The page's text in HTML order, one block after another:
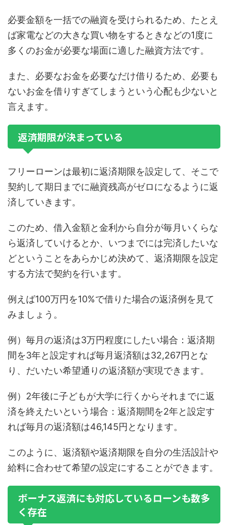
必要金額を一括での融資を受けられるため、たとえ
ば家電などの大きな買い物をするときなどの1度に
多くのお金が必要な場面に適した融資方法です。
また、必要なお金を必要なだけ借りるため、必要も
ないお金を借りすぎてしまうという心配も少ないと
言えます。
返済期限が決まっている
フリーローンは最初に返済期限を設定して、そこで
契約して期日までに融資残高がゼロになるように返
済していきます。
このため、借入金額と金利から自分が毎月いくらな
ら返済していけるとか、いつまでには完済したいな
どということをあらかじめ決めて、返済期限を設定
する方法で契約を行います。
例えば100万円を10%で借りた場合の返済例を見て
みましょう。
例）毎月の返済は3万円程度にしたい場合：返済期
間を3年と設定すれば毎月返済額は32,267円とな
り、だいたい希望通りの返済額が実現できます。
例）2年後に子どもが大学に行くからそれまでに返
済を終えたいという場合：返済期間を2年と設定す
れば毎月の返済額は46,145円となります。
このように、返済額や返済期限を自分の生活設計や
給料に合わせて希望の設定にすることができます。
ボーナス返済にも対応しているローンも数多
く存在